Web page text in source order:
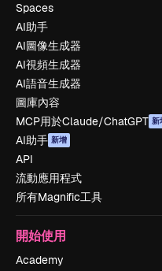
Spaces
AI助手
AI圖像生成器
AI視頻生成器
AI語音生成器
圖庫內容
MCP用於Claude/ChatGPT 新
AI助手 新增
API
流動應用程式
所有Magnific工具
開始使用
Academy